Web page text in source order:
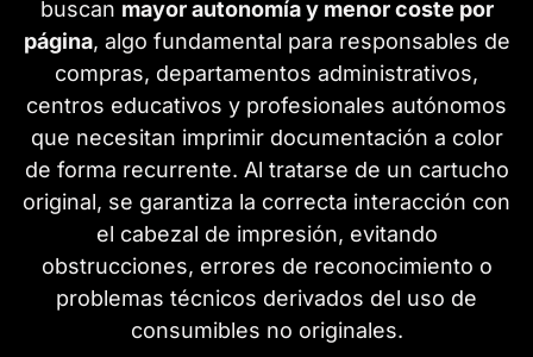
buscan mayor autonomía y menor coste por
página, algo fundamental para responsables de
compras, departamentos administrativos,
centros educativos y profesionales autónomos
que necesitan imprimir documentación a color
de forma recurrente. Al tratarse de un cartucho
original, se garantiza la correcta interacción con
el cabezal de impresión, evitando
obstrucciones, errores de reconocimiento o
problemas técnicos derivados del uso de
consumibles no originales.